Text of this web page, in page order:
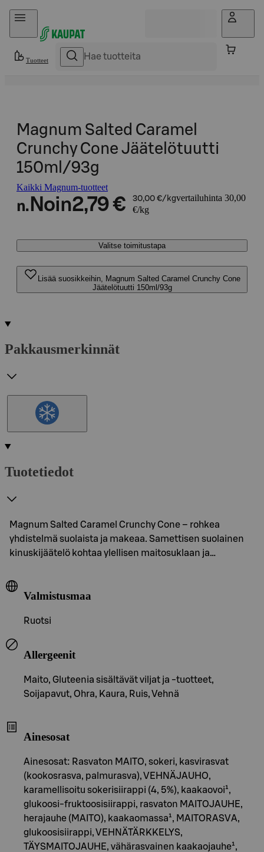
Hyppää sisältöön
Tuotteet
Magnum Salted Caramel
Crunchy Cone Jäätelötuutti
150ml/93g
Kaikki Magnum-tuotteet
n. Noin2,79 € 30,00 €/kgvertailuhinta 30,00
€/kg
Valitse toimitustapa
Lisää suosikkeihin, Magnum Salted Caramel Crunchy Cone
Jäätelötuutti 150ml/93g
Pakkausmerkinnät
Tuotetiedot
Magnum Salted Caramel Crunchy Cone – rohkea
yhdistelmä suolaista ja makeaa. Samettisen suolainen
kinuskijäätelö kohtaa ylellisen maitosuklaan ja…
Valmistusmaa
Ruotsi
Allergeenit
Maito, Gluteenia sisältävät viljat ja -tuotteet,
Soijapavut, Ohra, Kaura, Ruis, Vehnä
Ainesosat
Ainesosat: Rasvaton MAITO, sokeri, kasvirasvat
(kookosrasva, palmurasva), VEHNÄJAUHO,
karamellisoitu sokerisiirappi (4, 5%), kaakaovoi¹,
glukoosi-fruktoosisiirappi, rasvaton MAITOJAUHE,
herajauhe (MAITO), kaakaomassa¹, MAITORASVA,
glukoosisiirappi, VEHNÄTÄRKKELYS,
TÄYSMAITOJAUHE, vähärasvainen kaakaojauhe¹,